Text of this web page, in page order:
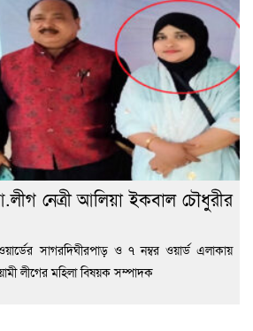
নেত্রী আলিয়া ইকবাল চৌধুরীর
সাগরদিঘীরপাড় ও ৭ নম্বর ওয়ার্ড এলাকায়
লীগের মহিলা বিষয়ক সম্পাদক